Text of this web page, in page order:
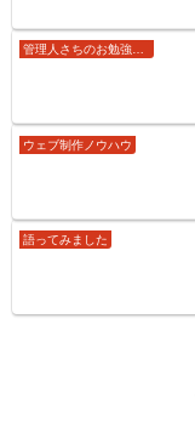
管理人さちのお勉強ノート
ウェブ制作ノウハウ
語ってみました